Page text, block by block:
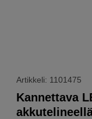
Artikkeli: 1101475
Kannettava